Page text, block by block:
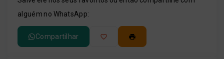
alguém no WhatsApp:
Compartilhar